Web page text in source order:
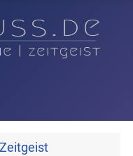
Zeitgeist